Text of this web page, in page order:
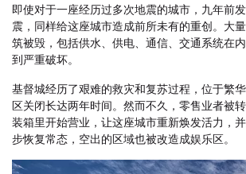
即使对于一座经历过多次地震的城市，九年前
震，同样给这座城市造成前所未有的重创。大
筑被毁，包括供水、供电、通信、交通系统在
到严重破坏。
基督城经历了艰难的救灾和复苏过程，位于繁
区关闭长达两年时间。然而不久，零售业者被
装箱里开始营业，让这座城市重新焕发活力，
步恢复常态，空出的区域也被改造成娱乐区。